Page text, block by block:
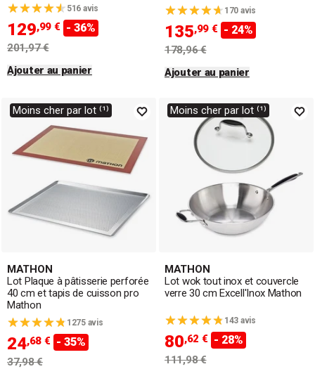
516 avis
129,99 € - 36%
201,97 €
Ajouter au panier
170 avis
135,99 € - 24%
178,96 €
Ajouter au panier
Moins cher par lot ⁽¹⁾
MATHON
Lot Plaque à pâtisserie perforée
40 cm et tapis de cuisson pro
Mathon
1275 avis
24,68 € - 35%
37,98 €
Moins cher par lot ⁽¹⁾
MATHON
Lot wok tout inox et couvercle
verre 30 cm Excell'Inox Mathon
143 avis
80,62 € - 28%
111,98 €